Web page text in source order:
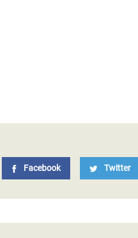
Facebook Twitter